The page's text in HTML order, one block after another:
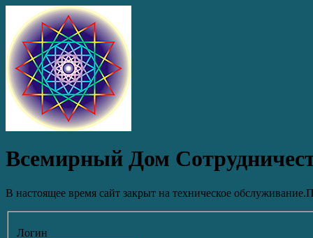
Всемирный Дом
В настоящее время сайт закрыт на техническое
Логин